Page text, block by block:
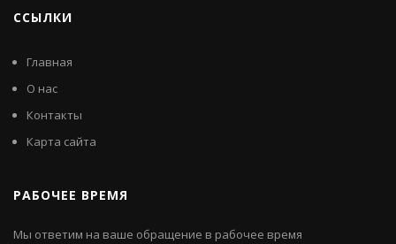
ССЫЛКИ
Главная
О нас
Контакты
Карта сайта
РАБОЧЕЕ ВРЕМЯ
Мы ответим на ваше обращение в рабочее время